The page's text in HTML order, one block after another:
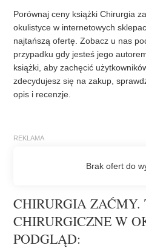
Porównaj ceny książki Chirurgia
okulistyce w internetowych
najtańszą ofertę. Zobacz u nas
przypadku gdy jesteś jego
książki, aby zachęcić
zdecydujesz się na zakup,
opis i recenzje.
CHIRURGIA ZAĆMY.
CHIRURGICZNE W
PODGLĄD: